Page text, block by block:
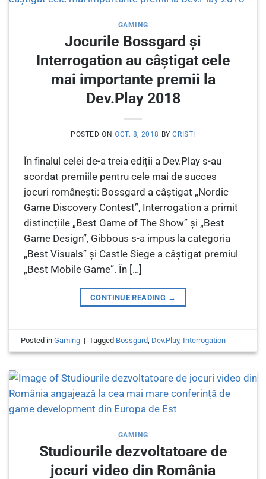
GAMING
Jocurile Bossgard și
Interrogation au câștigat cele
mai importante premii la
Dev.Play 2018
POSTED ON OCT. 8, 2018 BYCRISTI
În finalul celei de-a treia ediții a Dev.Play s-au
acordat premiile pentru cele mai de succes
jocuri românești: Bossgard a câștigat „Nordic
Game Discovery Contest”, Interrogation a primit
distincțiile „Best Game of The Show” și „Best
Game Design”, Gibbous s-a impus la categoria
„Best Visuals” și Castle Siege a câștigat premiul
„Best Mobile Game”. În […]
CONTINUE READING →
Posted inGaming | Tagged Bossgard Dev.Play, Interrogation
GAMING
Studiourile dezvoltatoare de
jocuri video din România